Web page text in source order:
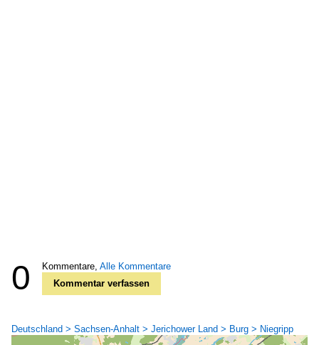
0 Kommentare, Alle Kommentare
Kommentar verfassen
Deutschland > Sachsen-Anhalt > Jerichower Land > Burg > Niegripp